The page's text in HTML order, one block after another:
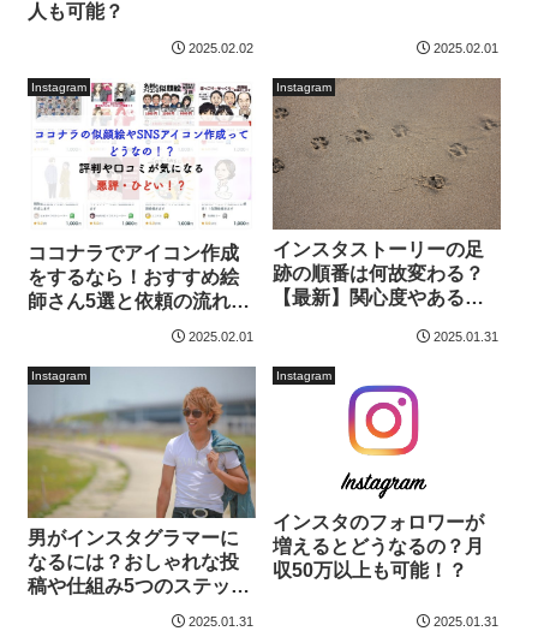
人も可能？
2025.02.02 2025.02.01
Instagram
ココナラでアイコン作成
をするなら！おすすめ絵
師さん5選と依頼の流れを
2025.02.01
Instagram
インスタストーリーの足
跡の順番は何故変わる？
【最新】関心度やある部
2025.01.31
Instagram
男がインスタグラマーに
なるには？おしゃれな投
稿や仕組み5つのステッ
2025.01.31
Instagram
インスタのフォロワーが
増えるとどうなるの？月
収50万以上も可能！？
2025.01.31